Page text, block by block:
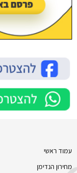
עמוד ראשי
מחירון הנדימן